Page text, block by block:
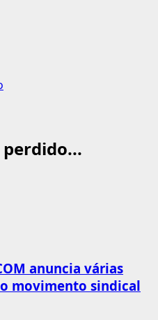
anuncia várias
movimento sindical